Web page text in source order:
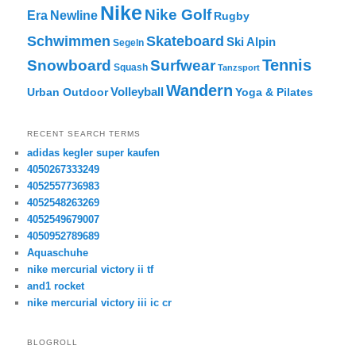
Era Newline Nike Nike Golf Rugby
Schwimmen Segeln Skateboard Ski Alpin
Snowboard Squash Surfwear Tanzsport Tennis
Urban OutdoorVolleyballWandern Yoga & Pilates
RECENT SEARCH TERMS
adidas kegler super kaufen
4050267333249
4052557736983
4052548263269
4052549679007
4050952789689
Aquaschuhe
nike mercurial victory ii tf
and1 rocket
nike mercurial victory iii ic cr
BLOGROLL